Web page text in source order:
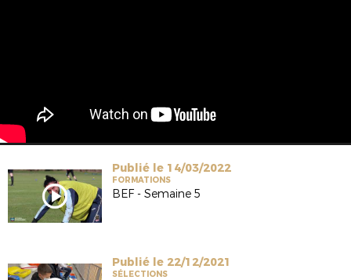
Publié le 14/03/2022
FORMATIONS
BEF - Semaine 5
Publié le 22/12/2021
SÉLECTIONS